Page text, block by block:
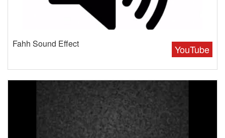
YouTube
Fahh Sound Effect